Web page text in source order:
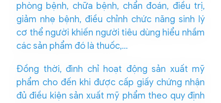
phòng bệnh, chữa bệnh, chẩn đoán, điều trị,
giảm nhẹ bệnh, điều chỉnh chức năng sinh lý
cơ thể người khiến người tiêu dùng hiểu nhầm
các sản phẩm đó là thuốc,…
Đồng thời, đình chỉ hoạt động sản xuất mỹ
phẩm cho đến khi được cấp giấy chứng nhận
đủ điều kiện sản xuất mỹ phẩm theo quy định